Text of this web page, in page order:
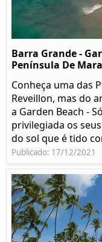
Barra Grande -
Península De
Conheça uma das
Reveillon, mas do
a Garden Beach -
privilegiada os
do sol que é tido
Publicado: 17/12/2021